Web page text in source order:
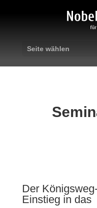
Seite wählen
Der
Einstieg in das